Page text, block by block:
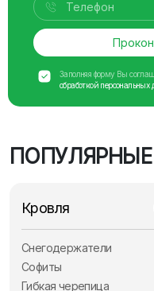
Заполняя форму Вы
обработкой персональных
Кровля
Снегодержатели
Софиты
Гибкая черепица